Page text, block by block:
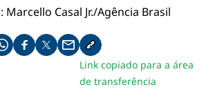
Compartilhe pelo whatsapp
Compartilhar no facebook
Compartilhar no twitter
Compartilhe pelo email
Copiar link da notícia
Link copiado para a área
de transferência